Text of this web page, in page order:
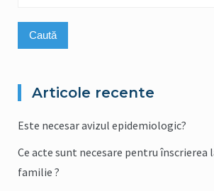
Articole recente
Este necesar avizul epidemiologic?
Ce acte sunt necesare pentru înscrierea
familie ?